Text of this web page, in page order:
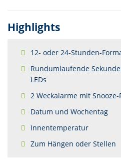
Highlights
12- oder 24-Stunden-
Rundumlaufende
LEDs
2 Weckalarme mit
Datum und Wochentag
Innentemperatur
Zum Hängen oder Stellen